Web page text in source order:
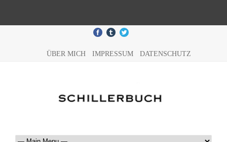
ÜBER MICH IMPRESSUM DATENSCHUTZ